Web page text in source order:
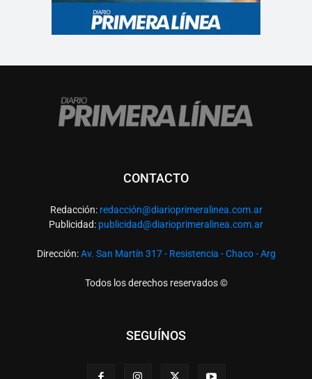
CONTACTO
Redacción: redacción@diarioprimeralinea.com.ar
Publicidad: publicidad@diarioprimeralinea.com.ar
Dirección:Av. San Martín 317 - Resistencia - Chaco - Arg
Todos los derechos reservados ©
SEGUÍNOS